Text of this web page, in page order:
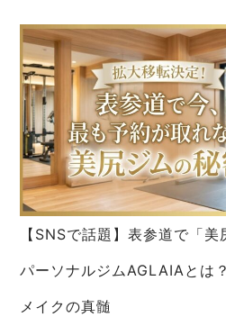
【SNSで話題】表参道で「
パーソナルジムAGLAIAとは
メイクの真髄